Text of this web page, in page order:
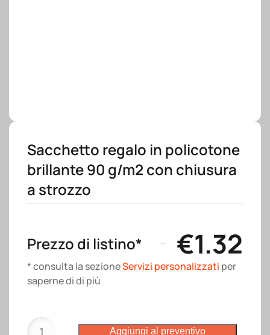
Sacchetto regalo in policotone
brillante 90 g/m2 con chiusura
a strozzo
Prezzo di listino* €1.32
* consulta la sezioneServizi personalizzati per
saperne di di più
Aggiungi al preventivo